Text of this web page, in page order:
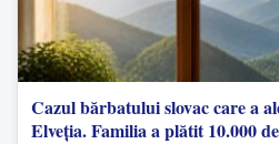
Cazul bărbatului slovac care a
Elveția. Familia a plătit 10.000